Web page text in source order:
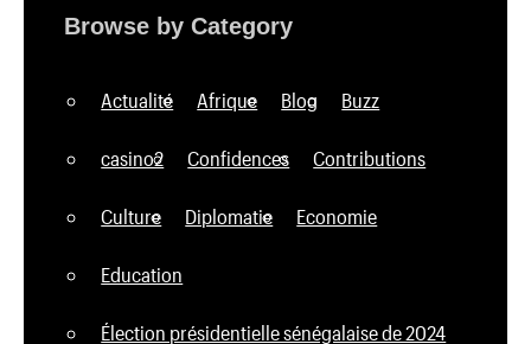
Browse by Category
Actualité Afrique Blog Buzz
casino2 Confidences Contributions
Culture Diplomatie Economie
Education
Élection présidentielle sénégalaise de 2024